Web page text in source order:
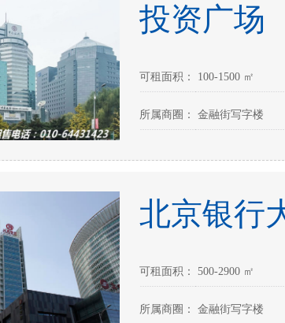
投资广场
可租面积： 100-1500 ㎡
所属商圈： 金融街写字楼
北京银行
可租面积： 500-2900 ㎡
所属商圈： 金融街写字楼